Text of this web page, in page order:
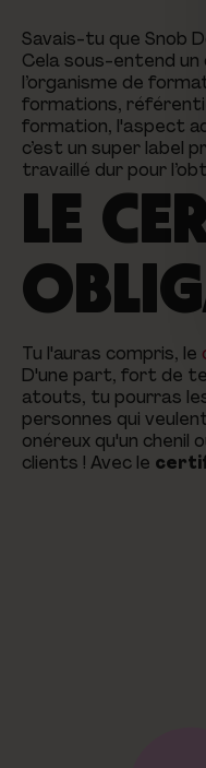
Savais-tu que Snob
Cela sous-entend un
l’organisme de
formations,
formation, l'aspect
c’est un super label
travaillé dur pour
LE
Tu l'auras compris, le
D'une part, fort de
atouts, tu pourras
personnes qui
onéreux qu'un chenil
clients ! Avec le